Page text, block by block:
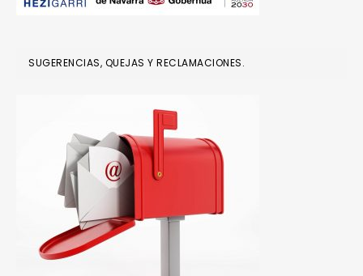
SUGERENCIAS, QUEJAS Y RECLAMACIONES.